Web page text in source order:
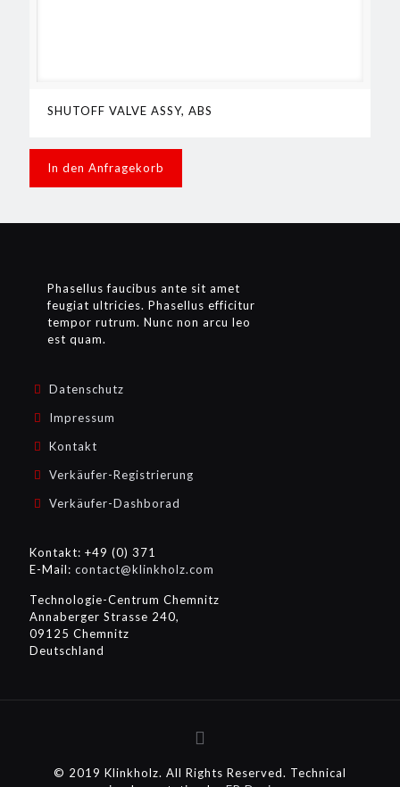
SHUTOFF VALVE ASSY, ABS
In den Anfragekorb
Phasellus faucibus ante sit amet
feugiat ultricies. Phasellus efficitur
tempor rutrum. Nunc non arcu leo
est quam.
Datenschutz
Impressum
Kontakt
Verkäufer-Registrierung
Verkäufer-Dashborad
Kontakt: +49 (0) 371
E-Mail: contact@klinkholz.com
Technologie-Centrum Chemnitz
Annaberger Strasse 240,
09125 Chemnitz
Deutschland
© 2019 Klinkholz. All Rights Reserved. Technical